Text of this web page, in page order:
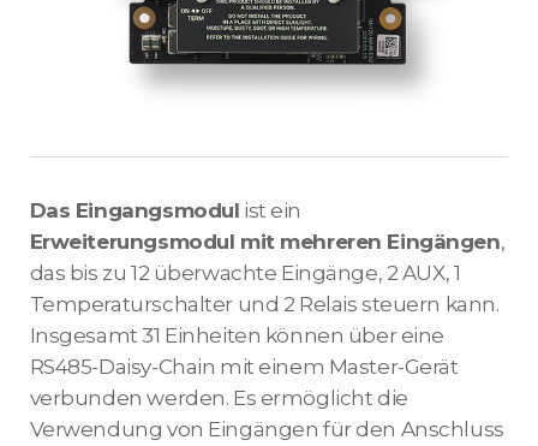
Das Eingangsmodul ist ein
Erweiterungsmodul mit mehreren Eingängen,
das bis zu 12 überwachte Eingänge, 2 AUX, 1
Temperaturschalter und 2 Relais steuern kann.
Insgesamt 31 Einheiten können über eine
RS485-Daisy-Chain mit einem Master-Gerät
verbunden werden. Es ermöglicht die
Verwendung von Eingängen für den Anschluss